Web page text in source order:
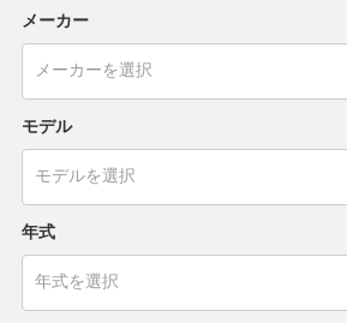
メーカー
モデル
年式